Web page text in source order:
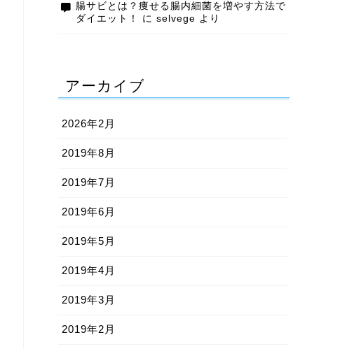
腸サビとは？痩せる腸内細菌を増やす方法で
ダイエット！
に selvege より
アーカイブ
2026年2月
2019年8月
2019年7月
2019年6月
2019年5月
2019年4月
2019年3月
2019年2月